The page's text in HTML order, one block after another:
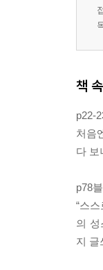
책
p22-
처음
다 보
p78
“스
의 성
지 글